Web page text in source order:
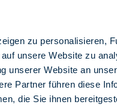
zu personalisieren,
unsere Website zu
unserer Website an
Partner führen diese
die Sie ihnen